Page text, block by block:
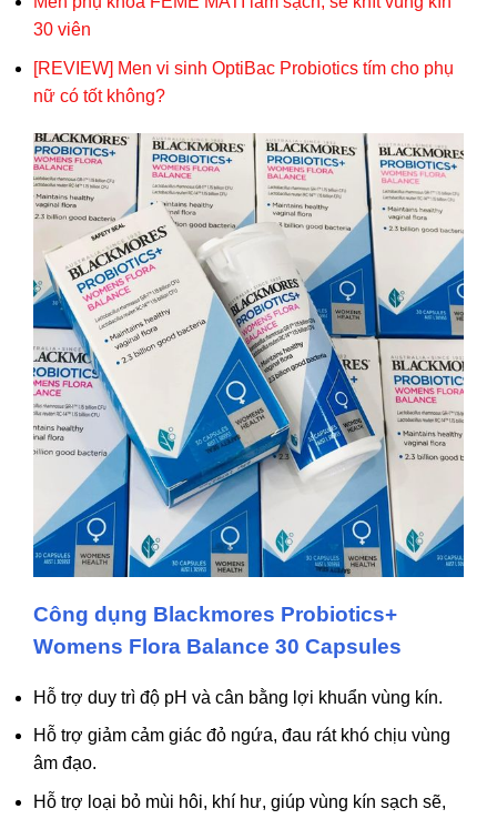
30 viên
[REVIEW] Men vi sinh OptiBac Probiotics tím cho phụ
nữ có tốt không?
Công dụng Blackmores Probiotics+
Womens Flora Balance 30 Capsules
Hỗ trợ duy trì độ pH và cân bằng lợi khuẩn vùng kín.
Hỗ trợ giảm cảm giác đỏ ngứa, đau rát khó chịu vùng
âm đạo.
Hỗ trợ loại bỏ mùi hôi, khí hư, giúp vùng kín sạch sẽ,